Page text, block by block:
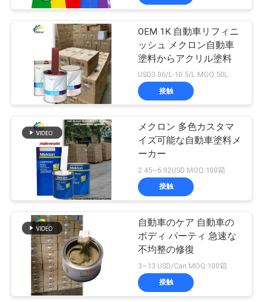
OEM 1K 自動車リフィニ
ッシュ メクロン自動車
塗料からアクリル塗料
USD3.06/L-10.5/L MOQ:50L
接触
メクロン 多色カスタマ
イズ可能な自動車塗料メ
ーカー
2.45~6.92USD MOQ:100箱
接触
自動車のケア 自動車の
ボディ パーティ 急速な
不均整の修復
3~13 USD/Can MOQ:100箱
接触